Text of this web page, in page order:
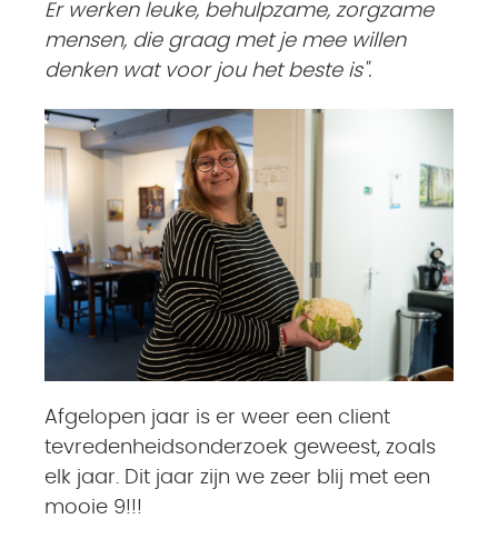
Er werken leuke, behulpzame, zorgzame
mensen, die graag met je mee willen
denken wat voor jou het beste is".
Afgelopen jaar is er weer een client
tevredenheidsonderzoek geweest, zoals
elk jaar. Dit jaar zijn we zeer blij met een
mooie 9!!!